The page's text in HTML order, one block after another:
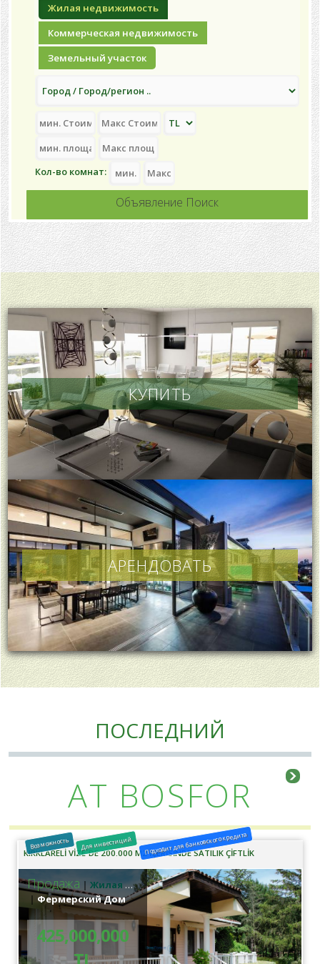
Жилая недвижимость
Коммерческая недвижимость
Земельный участок
Кол-во комнат:
Объявление Поиск
КУПИТЬ
АРЕНДОВАТЬ
ПОСЛЕДНИЙ
AT BOSFOR
Возможность Для инвестиций Подходит для банковского кредита
KIRKLARELİ VİZE`DE 200.000 M2 İÇERİSİNDE SATILIK ÇİFTLİK
Продажа
Жилая недвижимость
Фермерский Дом
425,000,000
TL